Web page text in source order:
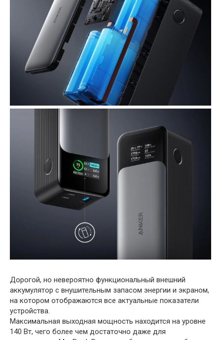
Дорогой, но невероятно функциональный внешний
аккумулятор с внушительным запасом энергии и экраном,
на котором отображаются все актуальные показатели
устройства.
Максимальная выходная мощность находится на уровне
140 Вт, чего более чем достаточно даже для